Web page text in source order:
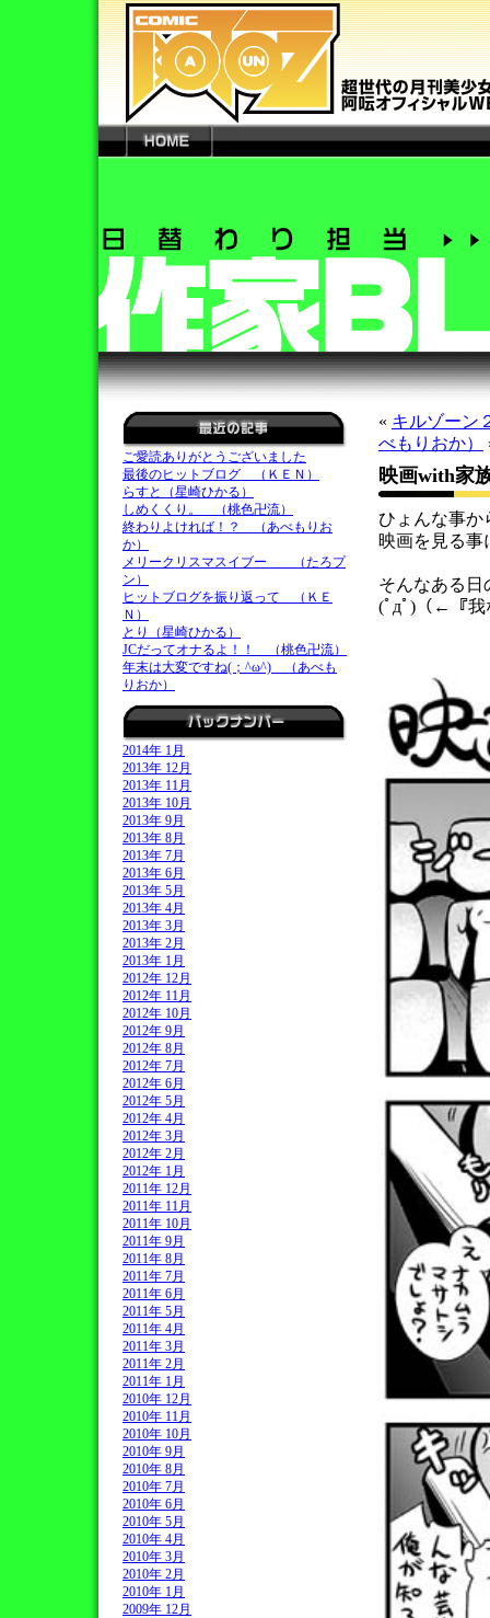
ご愛読ありがとうございました
最後のヒットブログ （ＫＥＮ）
らすと（星崎ひかる）
しめくくり。 （桃色卍流）
終わりよければ！？ （あべもりお
か）
メリークリスマスイブー （たろプ
ン）
ヒットブログを振り返って （ＫＥ
Ｎ）
とり（星崎ひかる）
JCだってオナるよ！！ （桃色卍流）
年末は大変ですね(；^ω^) （あべも
りおか）
2014年 1月
2013年 12月
2013年 11月
2013年 10月
2013年 9月
2013年 8月
2013年 7月
2013年 6月
2013年 5月
2013年 4月
2013年 3月
2013年 2月
2013年 1月
2012年 12月
2012年 11月
2012年 10月
2012年 9月
2012年 8月
2012年 7月
2012年 6月
2012年 5月
2012年 4月
2012年 3月
2012年 2月
2012年 1月
2011年 12月
2011年 11月
2011年 10月
2011年 9月
2011年 8月
2011年 7月
2011年 6月
2011年 5月
2011年 4月
2011年 3月
2011年 2月
2011年 1月
2010年 12月
2010年 11月
2010年 10月
2010年 9月
2010年 8月
2010年 7月
2010年 6月
2010年 5月
2010年 4月
2010年 3月
2010年 2月
2010年 1月
2009年 12月
« キルゾー
べもりおか）
映画with
ひょんな事か
映画を見る事
そんなある日
(ﾟдﾟ)（←『我